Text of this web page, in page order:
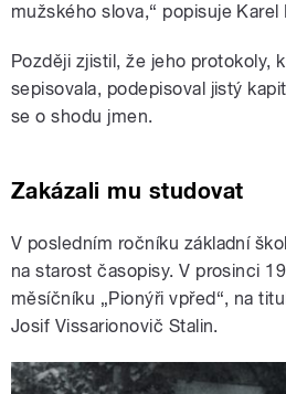
mužského slova,“ popisuje Karel
Později zjistil, že jeho protokoly,
sepisovala, podepisoval jistý
se o shodu jmen.
Zakázali mu studovat
V posledním ročníku základní
na starost časopisy. V prosinci
měsíčníku „Pionýři vpřed“, na
Josif Vissarionovič Stalin.